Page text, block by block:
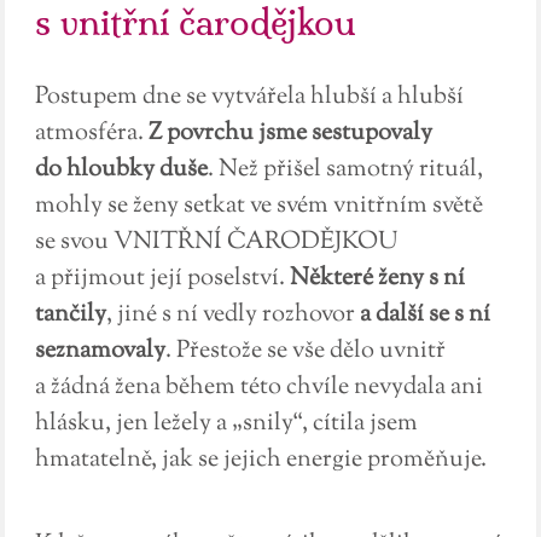
s vnitřní čarodějkou
Postupem dne se vytvářela hlubší a hlubší
atmosféra.Z povrchu jsme sestupovaly
do hloubky duše. Než přišel samotný rituál,
mohly se ženy setkat ve svém vnitřním světě
se svou VNITŘNÍ ČARODĚJKOU
a přijmout její poselství.Některé ženy s ní
tančily, jiné s ní vedly rozhovora další se s ní
seznamovaly. Přestože se vše dělo uvnitř
a žádná žena během této chvíle nevydala ani
hlásku, jen ležely a „snily“, cítila jsem
hmatatelně, jak se jejich energie proměňuje.